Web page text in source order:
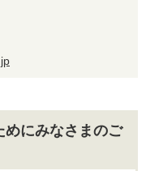
めにみなさまのご